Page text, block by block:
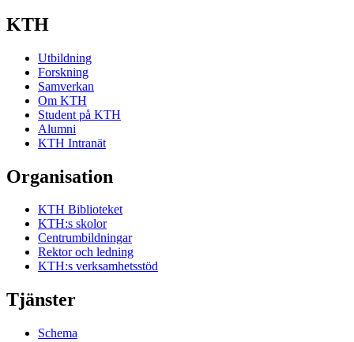
KTH
Utbildning
Forskning
Samverkan
Om KTH
Student på KTH
Alumni
KTH Intranät
Organisation
KTH Biblioteket
KTH:s skolor
Centrumbildningar
Rektor och ledning
KTH:s verksamhetsstöd
Tjänster
Schema